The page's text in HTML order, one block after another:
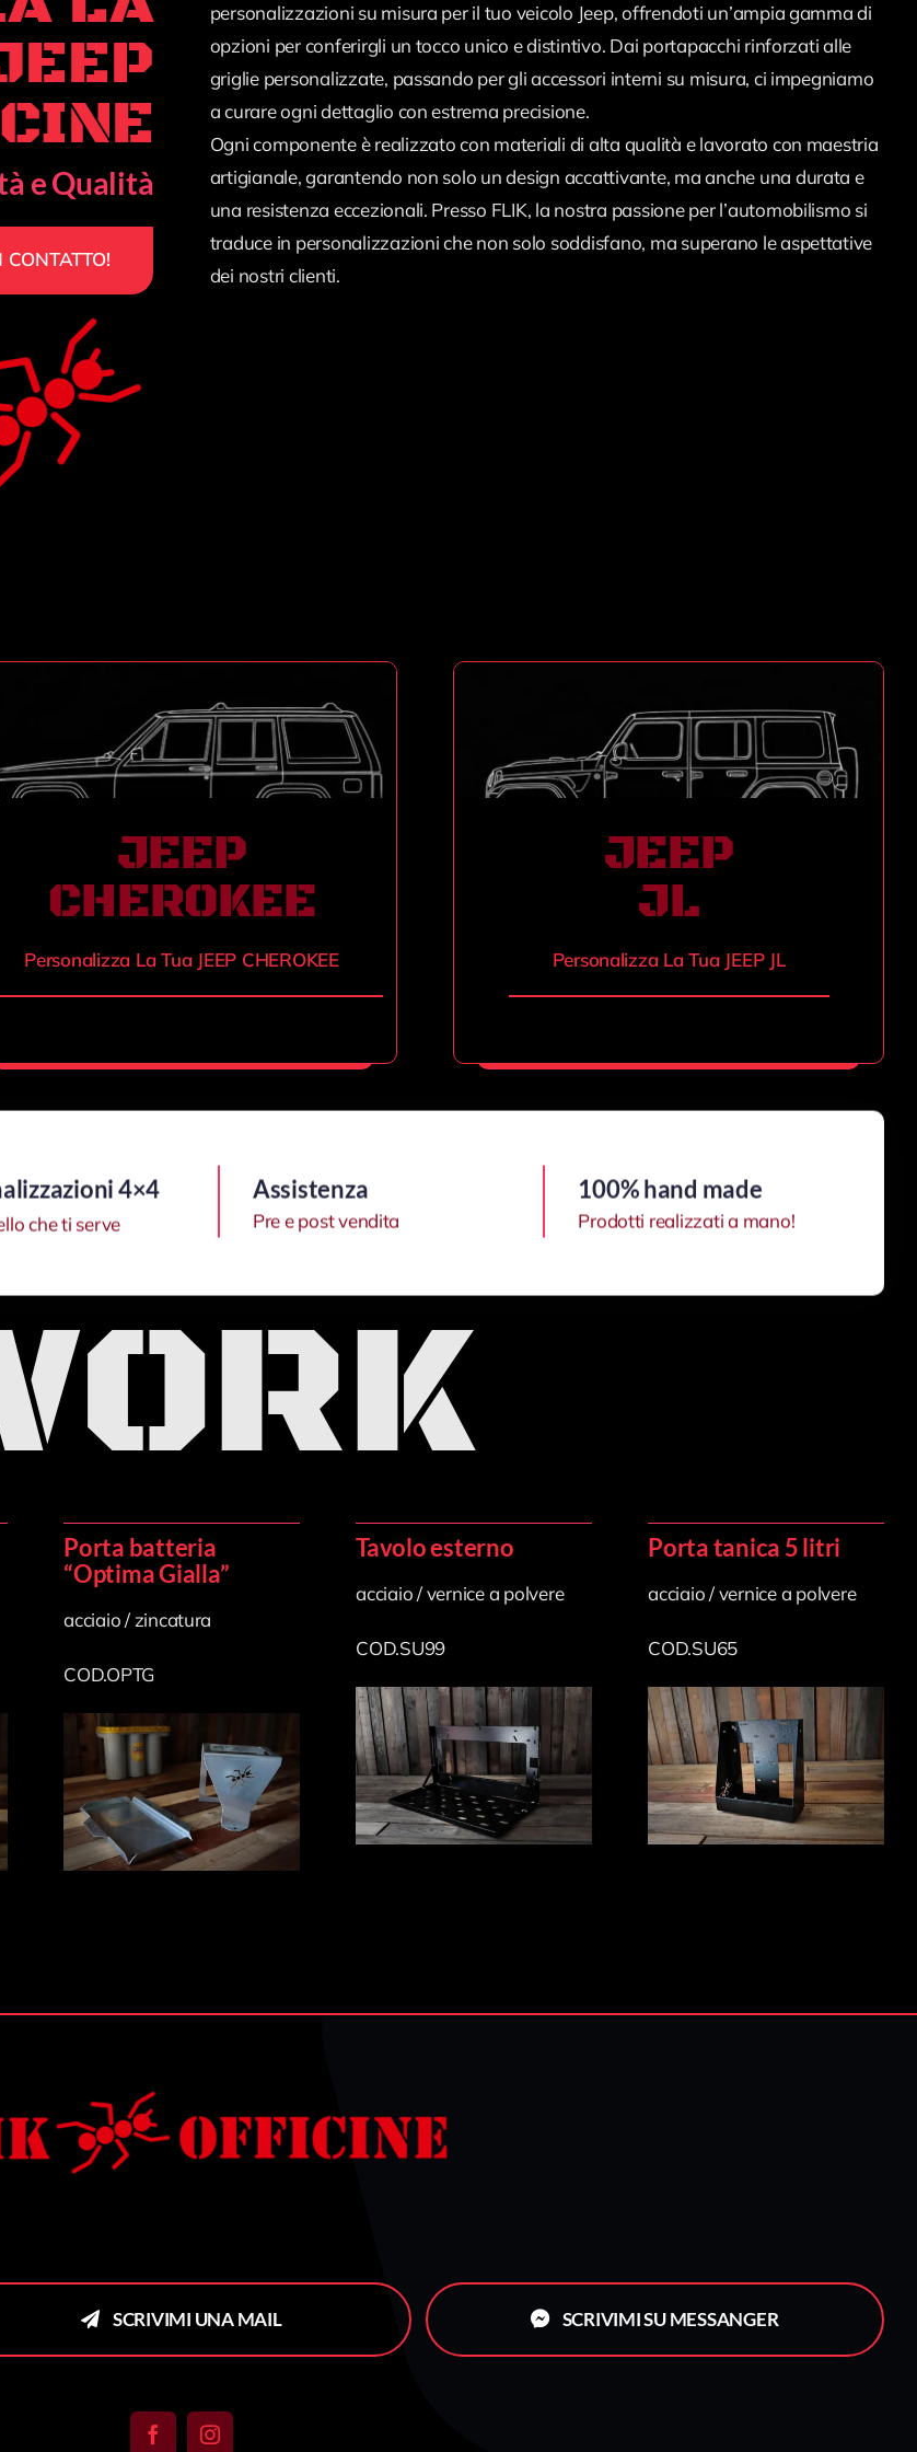
e Qualità
CONTATTO!
personalizzazioni su misura per il tuo veicolo Jeep, offrendoti un’ampia gamma di
opzioni per conferirgli un tocco unico e distintivo. Dai portapacchi rinforzati alle
griglie personalizzate, passando per gli accessori interni su misura, ci impegniamo
a curare ogni dettaglio con estrema precisione.
Ogni componente è realizzato con materiali di alta qualità e lavorato con maestria
artigianale, garantendo non solo un design accattivante, ma anche una durata e
una resistenza eccezionali. Presso FLIK, la nostra passione per l’automobilismo si
traduce in personalizzazioni che non solo soddisfano, ma superano le aspettative
dei nostri clienti.
JEEP
CHEROKEE
Personalizza La Tua JEEP CHEROKEE
JEEP
JL
Personalizza La Tua JEEP JL
4×4
che ti serve
Assistenza
Pre e post vendita
100% hand made
Prodotti realizzati a mano!
Porta batteria
“Optima Gialla”
acciaio / zincatura
COD.OPTG
Tavolo esterno
acciaio / vernice a polvere
COD.SU99
Porta tanica 5 litri
acciaio / vernice a polvere
COD.SU65
SCRIVIMI UNA MAIL SCRIVIMI SU MESSANGER